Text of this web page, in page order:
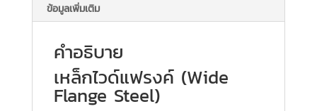
ข้อมูลเพิ่มเติม
คำอธิบาย
เหล็กไวด์แฟรงค์ (Wide
Flange Steel)